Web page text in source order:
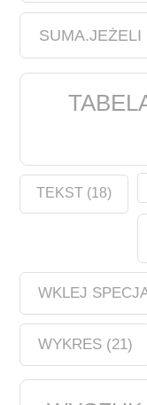
SUMA.JEŻELI
TEKST (18)
WKLEJ
WYKRES(21)